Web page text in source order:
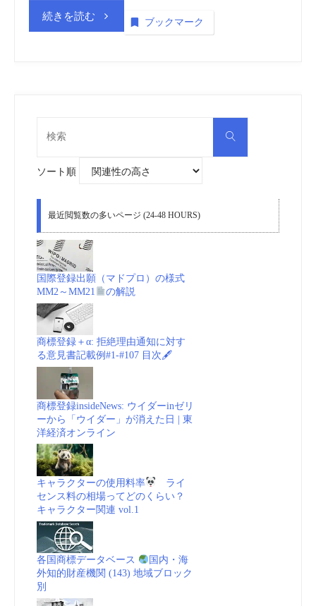
続きを読む“ICANN
_
ブックマーク
検
ソート順
最近閲覧数の多いページ (24-48 HOURS)
国際登録出願（マドプロ）の様式
MM2～MM21
の解説
商標登録＋α: 拒絶理由通知に対す
る意見書記載例#1-#107 目次🖋
商標登録insideNews: ウイダーinゼリ
ーから「ウイダー」が消えた日 | 東
洋経済オンライン
キャラクターの使用料率
ライ
センス料の相場ってどのくらい？
キャラクター関連 vol.1
各国商標データベース
国内・海
外知的財産機関 (143) 地域ブロック
別